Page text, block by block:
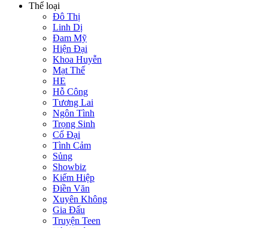
Thể loại
Đô Thị
Linh Dị
Đam Mỹ
Hiện Đại
Khoa Huyễn
Mạt Thế
HE
Hỗ Công
Tương Lai
Ngôn Tình
Trọng Sinh
Cổ Đại
Tình Cảm
Sủng
Showbiz
Kiếm Hiệp
Điền Văn
Xuyên Không
Gia Đấu
Truyện Teen